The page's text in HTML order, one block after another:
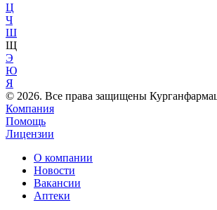
Ц
Ч
Ш
Щ
Э
Ю
Я
© 2026. Все права защищены
Компания
Помощь
Лицензии
О компании
Новости
Вакансии
Аптеки